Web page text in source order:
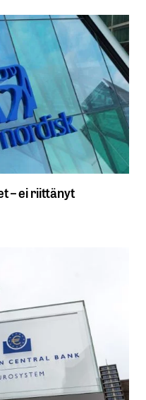
– ei riittänyt